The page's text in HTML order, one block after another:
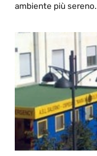
ambiente più sereno.